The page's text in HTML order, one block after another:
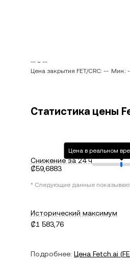
-- ~ --
Цена закрытия FET/CRC: -- Мин.:
Статистика цены
Снижение за 24 ч
₡59,6883
Цена в реальном
* Следующие данные
Исторический максимум
₡1 583,76
Подробнее: Цена Fetch.ai (